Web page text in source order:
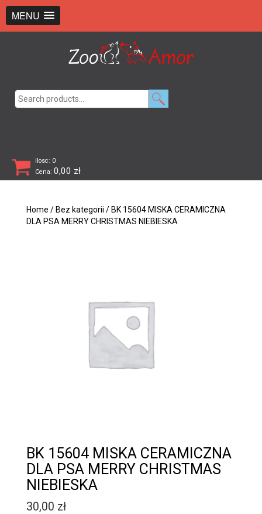
MENU
Ilosc: 0
Cena: 0,00 zł
Home / Bez kategorii / BK 15604 MISKA CERAMICZNA
DLA PSA MERRY CHRISTMAS NIEBIESKA
BK 15604 MISKA CERAMICZNA
DLA PSA MERRY CHRISTMAS
NIEBIESKA
30,00 zł